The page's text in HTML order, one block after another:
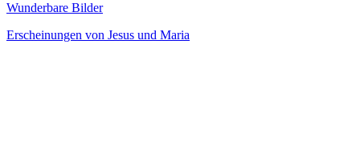
Wunderbare Bilder
Erscheinungen von Jesus und Maria